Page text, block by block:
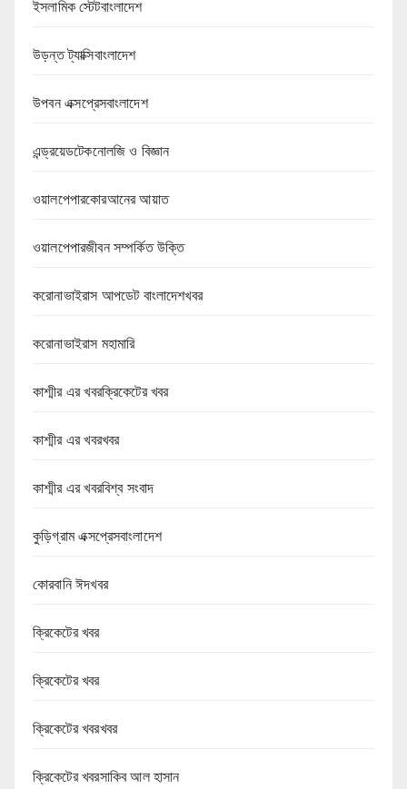
ইসলামিক স্টেটবাংলাদেশ
উড়ন্ত ট্যাক্সিবাংলাদেশ
উপবন এক্সপ্রেসবাংলাদেশ
এন্ড্রয়েডটেকনোলজি ও বিজ্ঞান
ওয়ালপেপারকোরআনের আয়াত
ওয়ালপেপারজীবন সম্পর্কিত উক্তি
করোনাভাইরাস আপডেট বাংলাদেশখবর
করোনাভাইরাস মহামারি
কাশ্মীর এর খবরক্রিকেটের খবর
কাশ্মীর এর খবরখবর
কাশ্মীর এর খবরবিশ্ব সংবাদ
কুড়িগ্রাম এক্সপ্রেসবাংলাদেশ
কোরবানি ঈদখবর
ক্রিকেটের খবর
ক্রিকেটের খবর
ক্রিকেটের খবরখবর
ক্রিকেটের খবরসাকিব আল হাসান